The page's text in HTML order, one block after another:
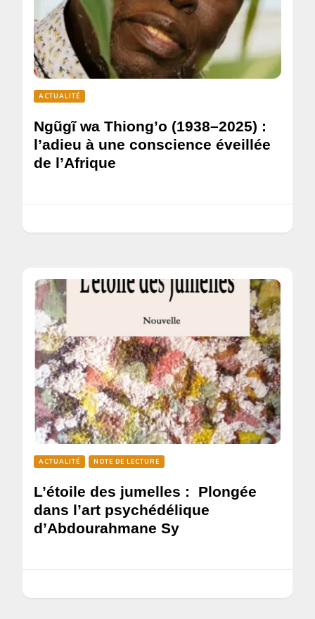
ACTUALITÉ
Ngũgĩ wa Thiong’o (1938–2025) :
l’adieu à une conscience éveillée
de l’Afrique
ACTUALITÉ NOTE DE LECTURE
L’étoile des jumelles : Plongée
dans l’art psychédélique
d’Abdourahmane Sy